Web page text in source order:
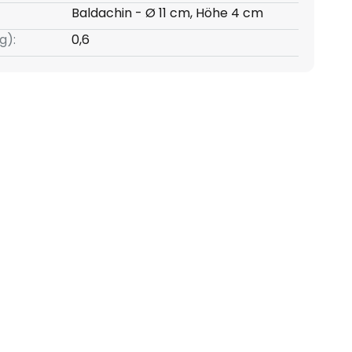
Baldachin - Ø 11 cm, Höhe 4 cm
0,6